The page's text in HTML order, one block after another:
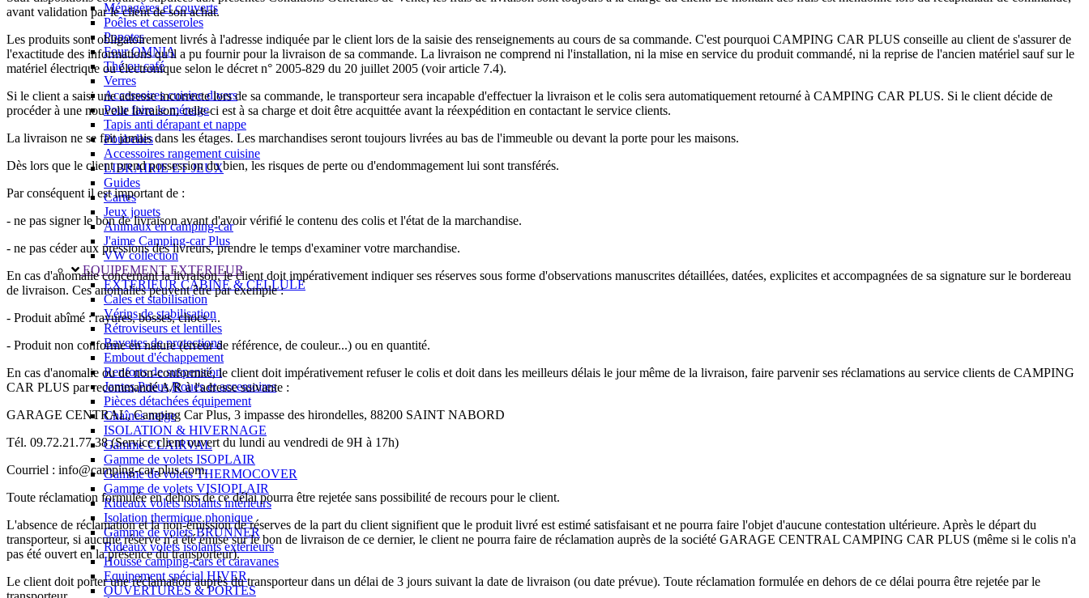
Ménagères et couverts
Poêles et casseroles
Popotes
Four OMNIA
Thé ou café
Verres
Accessoires cuisine divers
Pour faire le ménage
Tapis anti dérapant et nappe
Poubelles
Accessoires rangement cuisine
LIBRAIRIE ET JEUX
Guides
Cartes
Jeux jouets
Animaux en camping-car
J'aime Camping-car Plus
VW collection
EQUIPEMENT EXTERIEUR
EXTERIEUR CABINE & CELLULE
Cales et stabilisation
Vérins de stabilisation
Rétroviseurs et lentilles
Bavettes de protections
Embout d'échappement
Renforts de suspension
Jantes,Pneus,Roues et accessoires
Pièces détachées équipement
Chaînes neige
ISOLATION & HIVERNAGE
Gamme CLAIRVAL
Gamme de volets ISOPLAIR
Gamme de volets THERMOCOVER
Gamme de volets VISIOPLAIR
Rideaux volets isolants intérieurs
Isolation thermique phonique
Gamme de volets BRUNNER
Rideaux volets isolants extérieurs
Housse camping-cars et caravanes
Equipement spécial HIVER
OUVERTURES & PORTES
avant validation par le client de son achat.
Les produits sont obligatoirement livrés à l'adresse indiquée par le client lors de la saisie des renseignements au cours de sa commande. C'est pourquoi CAMPING CAR PLUS conseille au client de s'assurer de
l'exactitude des informations qu'il a pu fournir pour la livraison de sa commande. La livraison ne comprend ni l'installation, ni la mise en service du produit commandé, ni la reprise de l'ancien matériel sauf sur le
matériel électrique ou électronique selon le décret n° 2005-829 du 20 juillet 2005 (voir article 7.4).
Si le client a saisi une adresse incorrecte lors de sa commande, le transporteur sera incapable d'effectuer la livraison et le colis sera automatiquement retourné à CAMPING CAR PLUS. Si le client décide de
procéder à une nouvelle livraison, celle-ci est à sa charge et doit être acquittée avant la réexpédition en contactant le service clients.
La livraison ne se fait jamais dans les étages. Les marchandises seront toujours livrées au bas de l'immeuble ou devant la porte pour les maisons.
Dès lors que le client prend possession du bien, les risques de perte ou d'endommagement lui sont transférés.
Par conséquent il est important de :
- ne pas signer le bon de livraison avant d'avoir vérifié le contenu des colis et l'état de la marchandise.
- ne pas céder aux pressions des livreurs, prendre le temps d'examiner votre marchandise.
En cas d'anomalie concernant la livraison, le client doit impérativement indiquer ses réserves sous forme d'observations manuscrites détaillées, datées, explicites et accompagnées de sa signature sur le bordereau
de livraison. Ces anomalies peuvent être par exemple :
- Produit abîmé : rayures, bosses, chocs ...
- Produit non conforme en nature (erreur de référence, de couleur...) ou en quantité.
En cas d'anomalie ou de non-conformité, le client doit impérativement refuser le colis et doit dans les meilleurs délais le jour même de la livraison, faire parvenir ses réclamations au service clients de CAMPING
CAR PLUS par recommandé A/R à l'adresse suivante :
GARAGE CENTRAL, Camping Car Plus, 3 impasse des hirondelles, 88200 SAINT NABORD
Tél. 09.72.21.77.38 (Service client ouvert du lundi au vendredi de 9H à 17h)
Courriel : info@camping-car-plus.com.
Toute réclamation formulée en dehors de ce délai pourra être rejetée sans possibilité de recours pour le client.
L'absence de réclamation et la non-émission de réserves de la part du client signifient que le produit livré est estimé satisfaisant et ne pourra faire l'objet d'aucune contestation ultérieure. Après le départ du
transporteur, si aucune réserve n'a été émise sur le bon de livraison de ce dernier, le client ne pourra faire de réclamation auprès de la société GARAGE CENTRAL CAMPING CAR PLUS (même si le colis n'a
pas été ouvert en la présence du transporteur).
Le client doit porter une réclamation auprès du transporteur dans un délai de 3 jours suivant la date de livraison (ou date prévue). Toute réclamation formulée en dehors de ce délai pourra être rejetée par le